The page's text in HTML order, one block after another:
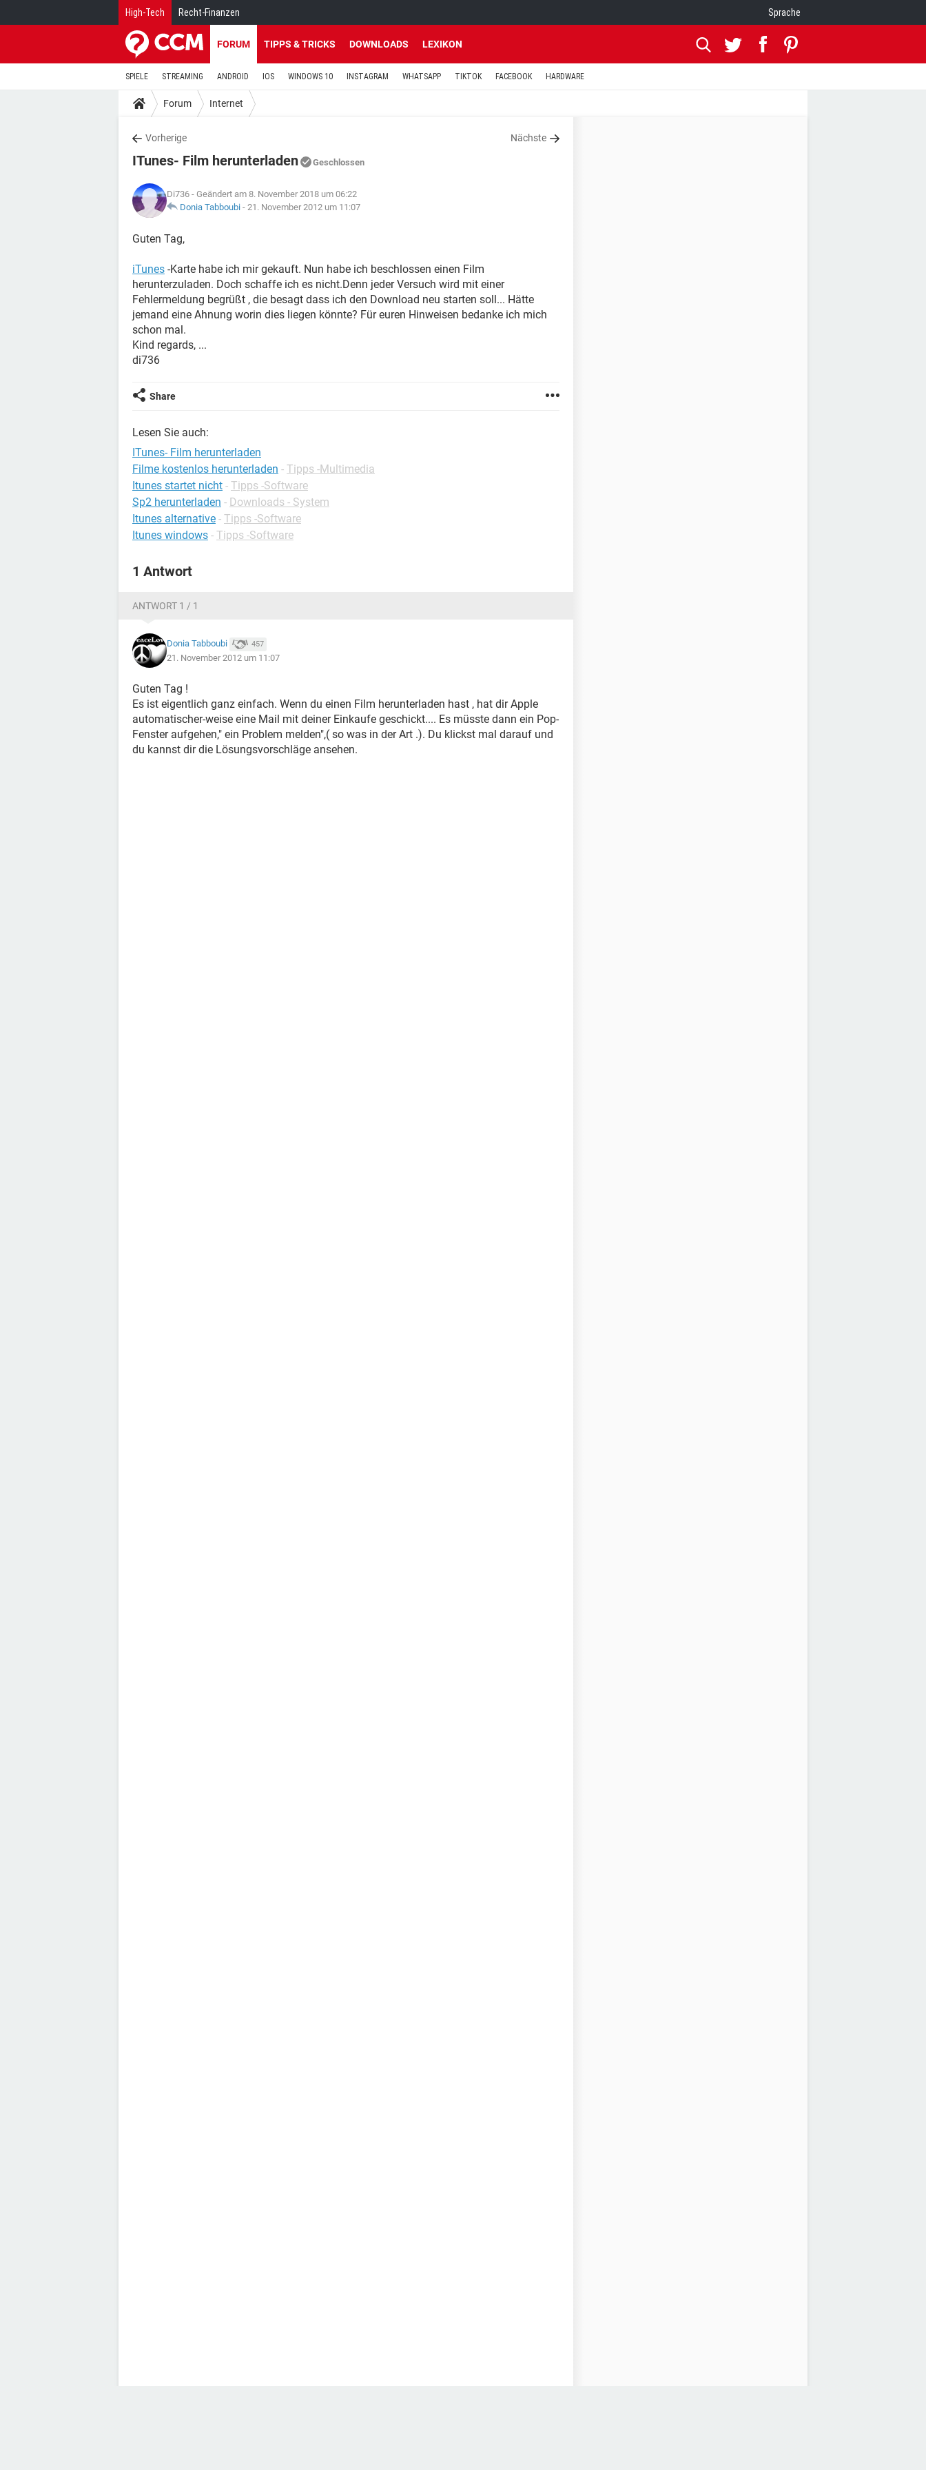
High-Tech Recht-Finanzen Sprache
FORUM TIPPS & TRICKS DOWNLOADS LEXIKON
SPIELE STREAMING ANDROID IOS WINDOWS 10 INSTAGRAM WHATSAPP TIKTOK FACEBOOK HARDWARE
Forum Internet
Vorherige Nächste
ITunes- Film herunterladen Geschlossen
Di736 - Geändert am 8. November 2018 um 06:22
Donia Tabboubi - 21. November 2012 um 11:07
Guten Tag,
iTunes -Karte habe ich mir gekauft. Nun habe ich beschlossen einen Film
herunterzuladen. Doch schaffe ich es nicht.Denn jeder Versuch wird mit einer
Fehlermeldung begrüßt , die besagt dass ich den Download neu starten soll... Hätte
jemand eine Ahnung worin dies liegen könnte? Für euren Hinweisen bedanke ich mich
schon mal.
Kind regards, ...
di736
Share
Lesen Sie auch:
ITunes- Film herunterladen
Filme kostenlos herunterladen - Tipps -Multimedia
Itunes startet nicht - Tipps -Software
Sp2 herunterladen - Downloads - System
Itunes alternative - Tipps -Software
Itunes windows - Tipps -Software
1 Antwort
ANTWORT 1 / 1
Donia Tabboubi 457
21. November 2012 um 11:07
Guten Tag !
Es ist eigentlich ganz einfach. Wenn du einen Film herunterladen hast , hat dir Apple
automatischer-weise eine Mail mit deiner Einkaufe geschickt.... Es müsste dann ein Pop-
Fenster aufgehen," ein Problem melden",( so was in der Art .). Du klickst mal darauf und
du kannst dir die Lösungsvorschläge ansehen.